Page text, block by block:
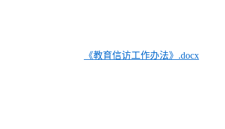
《教育信访工作办法》.docx